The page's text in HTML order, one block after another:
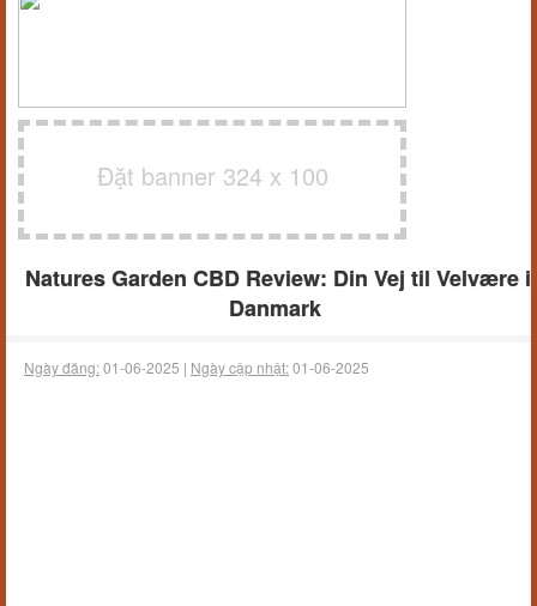
Đặt banner 324 x 100
Natures Garden CBD Review: Din Vej til Velvære i
Danmark
Ngày đăng:01-06-2025 | Ngày cập nhật:01-06-2025